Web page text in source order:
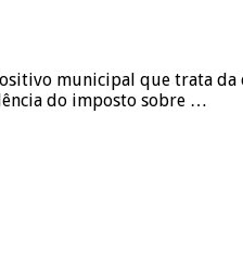
municipal que trata da
do imposto sobre …